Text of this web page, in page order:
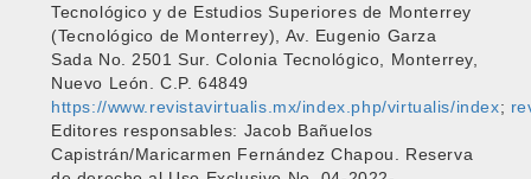
Tecnológico y de Estudios Superiores de Monterrey
(Tecnológico de Monterrey), Av. Eugenio Garza
Sada No. 2501 Sur. Colonia Tecnológico, Monterrey,
Nuevo León. C.P. 64849
https://www.revistavirtualis.mx/index.php/virtualis/index;
Editores responsables: Jacob Bañuelos
Capistrán/Maricarmen Fernández Chapou. Reserva